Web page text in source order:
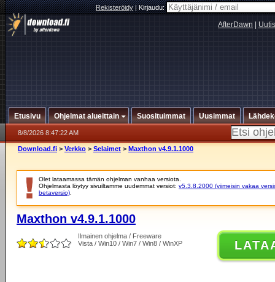
Rekisteröidy|Kirjaudu:
AfterDawn
Etusivu Ohjelmat alueittain Suosituimmat Uusimmat
8/8/2026 8:47:22 AM
Download.fi > Verkko > Selaimet > Maxthon v4.9.1.1000
Olet lataamassa tämän ohjelman vanhaa versiota.
Ohjelmasta löytyy sivuiltamme uudemmat versiot: v5.3.8.2000 (viimeisin vakaa
betaversio)
Maxthon v4.9.1.1000
Ilmainen ohjelma / Freeware
Vista / Win10 / Win7 / Win8 / WinXP